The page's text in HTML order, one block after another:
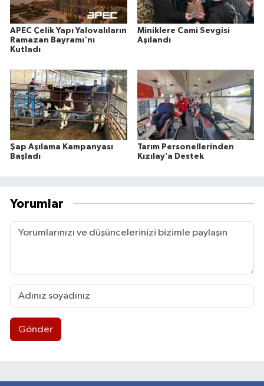
APEC Çelik Yapı Yalovalıların
Ramazan Bayramı'nı
Kutladı
Miniklere Cami Sevgisi
Aşılandı
Şap Aşılama Kampanyası
Başladı
Tarım Personellerinden
Kızılay’a Destek
Yorumlar
Gönder